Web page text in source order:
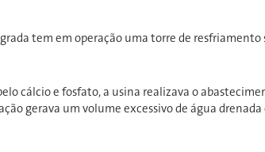
tem em operação uma torre de
cálcio e fosfato, a usina realizava o
gerava um volume excessivo de água